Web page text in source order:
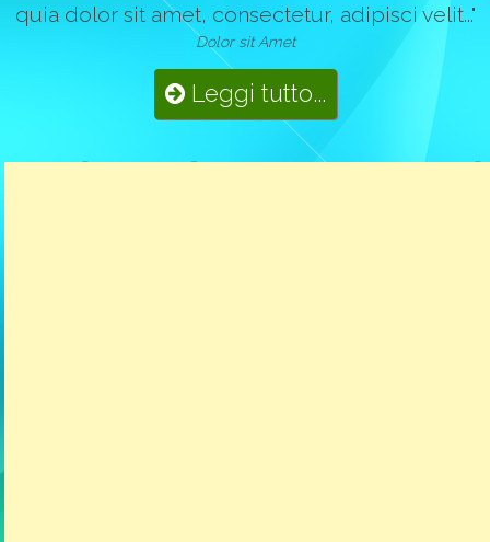
quia dolor sit amet, consectetur, adipisci velit..."
Dolor sit Amet
Leggi tutto...